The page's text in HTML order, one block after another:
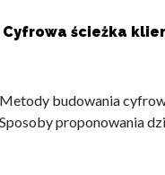
Cyfrowa ścieżka
Metody budowania
Sposoby proponowania